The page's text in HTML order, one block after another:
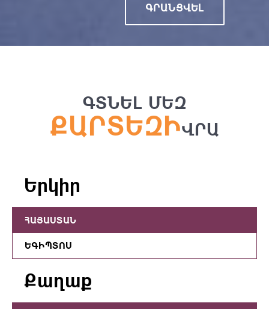
ԳՐԱՆՑՎԵԼ
ԳՏՆԵԼ ՄԵԶ
ՔԱՐՏԵԶԻՎՐԱ
Երկիր
ՀԱՅԱՍՏԱՆ
ԵԳԻՊՏՈՍ
Քաղաք